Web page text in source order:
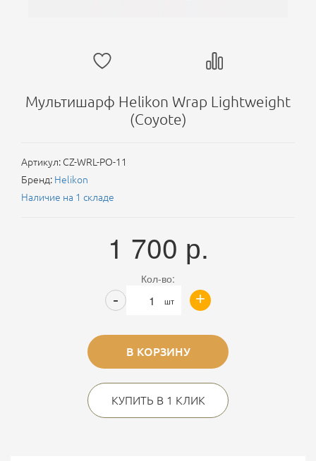
Мультишарф Helikon Wrap Lightweight
(Coyote)
Артикул: CZ-WRL-PO-11
Бренд: Helikon
Наличие на 1 складе
1 700 р.
Кол-во:
шт +
-
В КОРЗИНУ
КУПИТЬ В 1 КЛИК